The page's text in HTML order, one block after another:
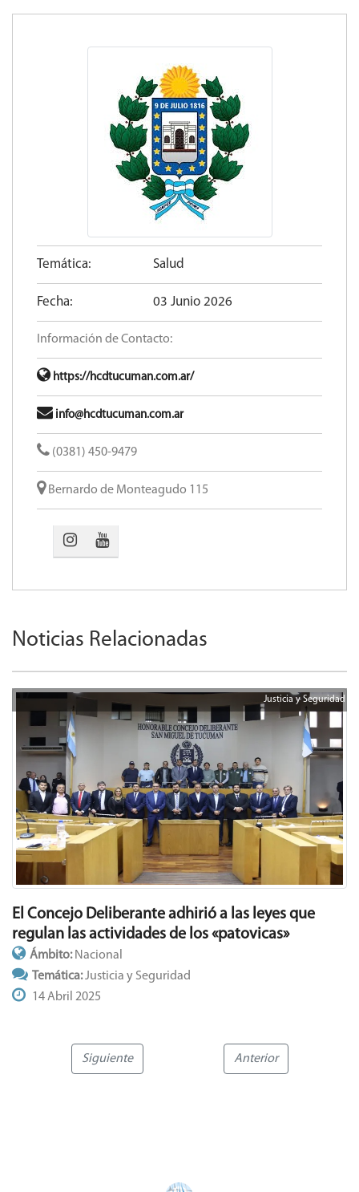
Temática: Salud
Fecha: 03 Junio 2026
Información de Contacto:
https://hcdtucuman.com.ar/
info@hcdtucuman.com.ar
(0381) 450-9479
Bernardo de Monteagudo 115
Noticias Relacionadas
Justicia y Seguridad
El Concejo Deliberante adhirió a las leyes que
regulan las actividades de los «patovicas»
Ámbito: Nacional
Temática:Justicia y Seguridad
14 Abril 2025
Siguiente Anterior